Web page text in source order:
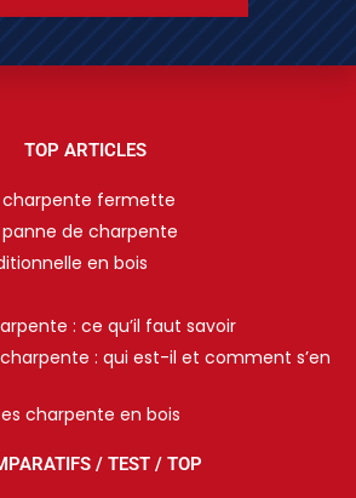
TOP ARTICLES
charpente fermette
de charpente
en bois
: ce qu’il faut savoir
: qui est-il et comment s’en
charpente en bois
/ TEST / TOP